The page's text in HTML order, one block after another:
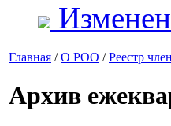
Главная /О РОО /Реестр
Архив